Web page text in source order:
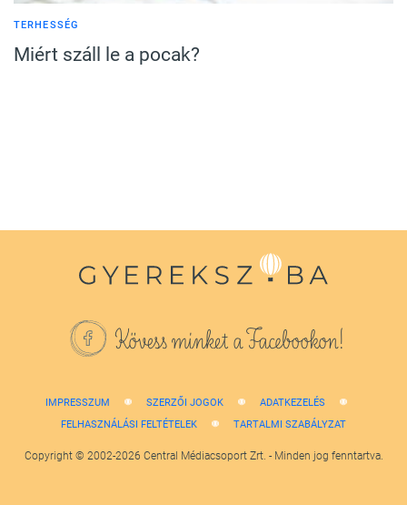
TERHESSÉG
Miért száll le a pocak?
Kövess minket a Facebookon!
IMPRESSZUM SZERZŐI JOGOK
ADATKEZELÉS
FELHASZNÁLÁSI FELTÉTELEK
TARTALMI SZABÁLYZAT
Copyright © 2002-2026 Central Médiacsoport Zrt. - Minden jog fenntartva.